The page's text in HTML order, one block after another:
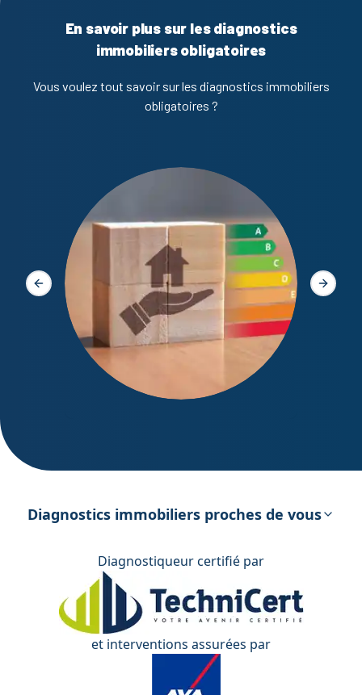
En savoir plus sur les diagnostics
immobiliers obligatoires
Vous voulez tout savoir sur les diagnostics immobiliers
obligatoires ?
énergétique
Slide précédente Slide
Diagnostics immobiliers proches de vous
Diagnostiqueur certifié par
et interventions assurées par